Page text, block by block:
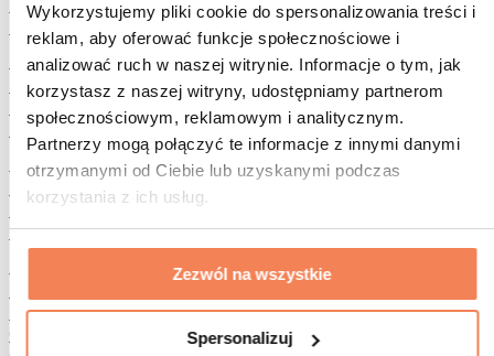
Wykorzystujemy pliki cookie do spersonalizowania treści i
reklam, aby oferować funkcje społecznościowe i
analizować ruch w naszej witrynie. Informacje o tym, jak
korzystasz z naszej witryny, udostępniamy partnerom
społecznościowym, reklamowym i analitycznym.
Partnerzy mogą połączyć te informacje z innymi danymi
otrzymanymi od Ciebie lub uzyskanymi podczas
korzystania z ich usług.
Zezwól na wszystkie
Spersonalizuj
Rośliny strączkowe
Inna żywność fitness
Masła orzechowe
Masło orzechowe 100%
Słodkie masła orzechowe
Masła orzechowe z białkiem
Superfood
Zielone superfoods
Błonnik
Inne superfoods
Suszone mięso
Owoce liofilizowane